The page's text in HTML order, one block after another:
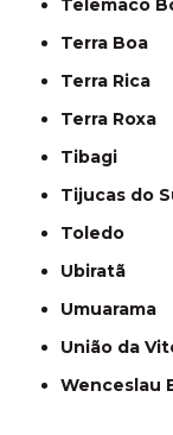
Telêmaco
Terra Boa
Terra Rica
Terra Roxa
Tibagi
Tijucas do
Toledo
Ubiratã
Umuarama
União da
Wenceslau